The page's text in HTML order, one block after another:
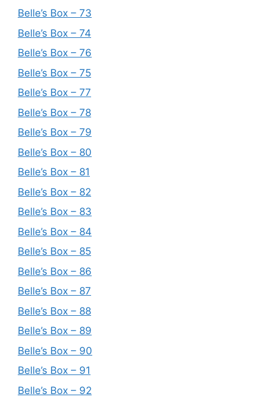
Belle’s Box – 73
Belle’s Box – 74
Belle’s Box – 76
Belle’s Box – 75
Belle’s Box – 77
Belle’s Box – 78
Belle’s Box – 79
Belle’s Box – 80
Belle’s Box – 81
Belle’s Box – 82
Belle’s Box – 83
Belle’s Box – 84
Belle’s Box – 85
Belle’s Box – 86
Belle’s Box – 87
Belle’s Box – 88
Belle’s Box – 89
Belle’s Box – 90
Belle’s Box – 91
Belle’s Box – 92